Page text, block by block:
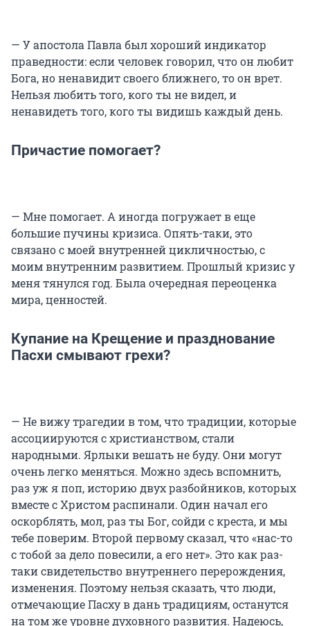
— У апостола Павла был хороший индикатор
праведности: если человек говорил, что он любит
Бога, но ненавидит своего ближнего, то он врет.
Нельзя любить того, кого ты не видел, и
ненавидеть того, кого ты видишь каждый день.
Причастие помогает?
— Мне помогает. А иногда погружает в еще
большие пучины кризиса. Опять-таки, это
связано с моей внутренней цикличностью, с
моим внутренним развитием. Прошлый кризис у
меня тянулся год. Была очередная переоценка
мира, ценностей.
Купание на Крещение и празднование
Пасхи смывают грехи?
— Не вижу трагедии в том, что традиции, которые
ассоциируются с христианством, стали
народными. Ярлыки вешать не буду. Они могут
очень легко меняться. Можно здесь вспомнить,
раз уж я поп, историю двух разбойников, которых
вместе с Христом распинали. Один начал его
оскорблять, мол, раз ты Бог, сойди с креста, и мы
тебе поверим. Второй первому сказал, что «нас-то
с тобой за дело повесили, а его нет». Это как раз-
таки свидетельство внутреннего перерождения,
изменения. Поэтому нельзя сказать, что люди,
отмечающие Пасху в дань традициям, останутся
на том же уровне духовного развития. Надеюсь,